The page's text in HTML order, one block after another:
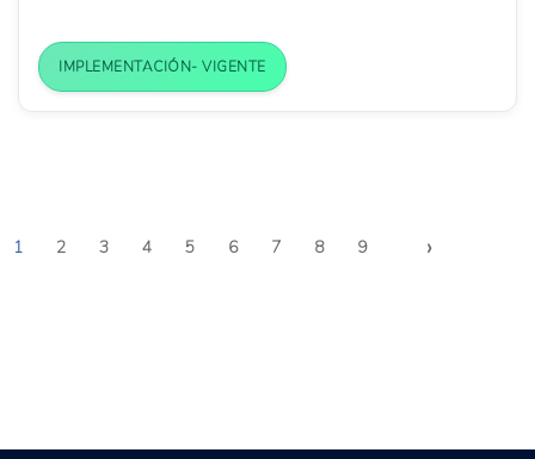
IMPLEMENTACIÓN- VIGENTE
1 2 3 4 5 6 7 8 9 ›